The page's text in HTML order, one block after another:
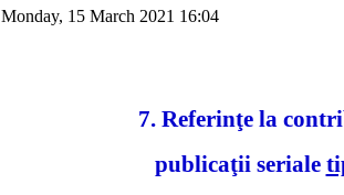
Monday, 15 March 2021 16:04
7. Referinţe la
publicaţii seriale